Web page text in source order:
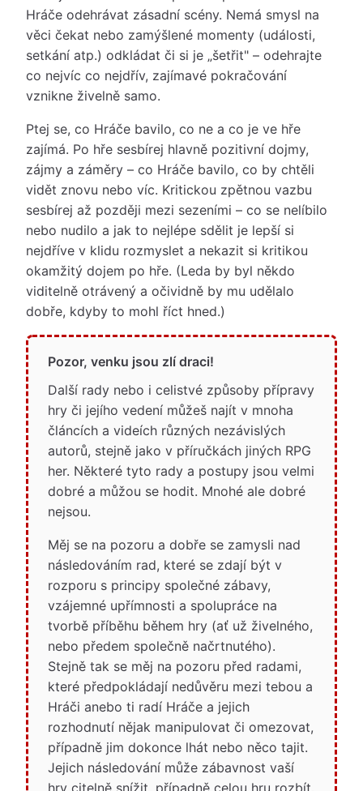
Hráče odehrávat zásadní scény. Nemá smysl na
věci čekat nebo zamýšlené momenty (události,
setkání atp.) odkládat či si je „šetřit" – odehrajte
co nejvíc co nejdřív, zajímavé pokračování
vznikne živelně samo.
Ptej se, co Hráče bavilo, co ne a co je ve hře
zajímá. Po hře sesbírej hlavně pozitivní dojmy,
zájmy a záměry – co Hráče bavilo, co by chtěli
vidět znovu nebo víc. Kritickou zpětnou vazbu
sesbírej až později mezi sezeními – co se nelíbilo
nebo nudilo a jak to nejlépe sdělit je lepší si
nejdříve v klidu rozmyslet a nekazit si kritikou
okamžitý dojem po hře. (Leda by byl někdo
viditelně otrávený a očividně by mu udělalo
dobře, kdyby to mohl říct hned.)
Pozor, venku jsou zlí draci!
Další rady nebo i celistvé způsoby přípravy
hry či jejího vedení můžeš najít v mnoha
článcích a videích různých nezávislých
autorů, stejně jako v příručkách jiných RPG
her. Některé tyto rady a postupy jsou velmi
dobré a můžou se hodit. Mnohé ale dobré
nejsou.
Měj se na pozoru a dobře se zamysli nad
následováním rad, které se zdají být v
rozporu s principy společné zábavy,
vzájemné upřímnosti a spolupráce na
tvorbě příběhu během hry (ať už živelného,
nebo předem společně načrtnutého).
Stejně tak se měj na pozoru před radami,
které předpokládají nedůvěru mezi tebou a
Hráči anebo ti radí Hráče a jejich
rozhodnutí nějak manipulovat či omezovat,
případně jim dokonce lhát nebo něco tajit.
Jejich následování může zábavnost vaší
hry citelně snížit, případně celou hru rozbít.